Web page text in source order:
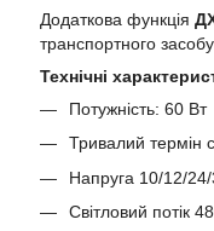
Додаткова функція
транспортного
Технічні
Потужність: 60 Вт
Тривалий термін
Напруга 10/12/24/
Світловий потік